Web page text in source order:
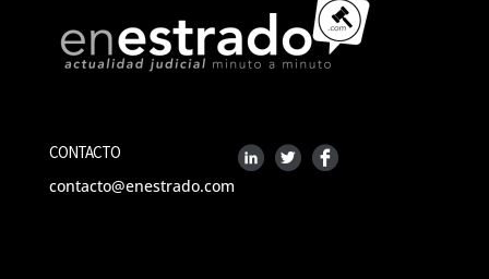
CONTACTO
contacto@enestrado.com